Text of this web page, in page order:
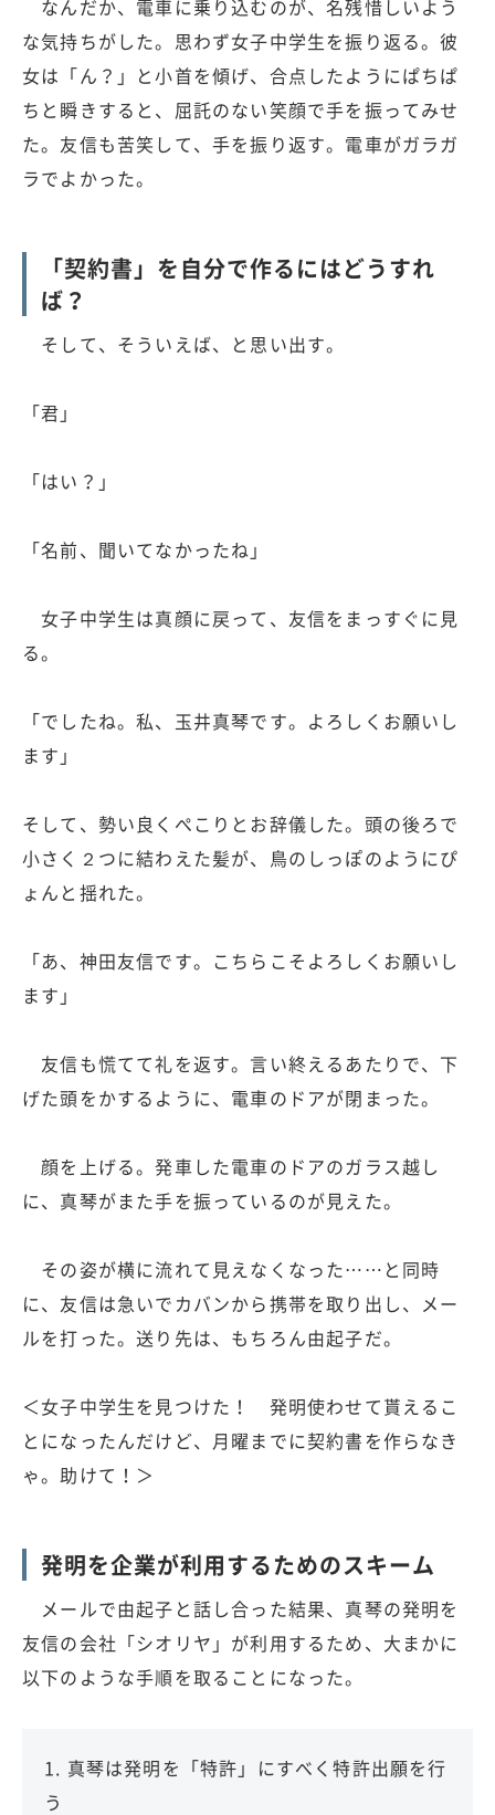
なんだか、電車に乗り込むのが、名残惜しいよう
な気持ちがした。思わず女子中学生を振り返る。彼
女は「ん？」と小首を傾げ、合点したようにぱちぱ
ちと瞬きすると、屈託のない笑顔で手を振ってみせ
た。友信も苦笑して、手を振り返す。電車がガラガ
ラでよかった。
「契約書」を自分で作るにはどうすれ
ば？
そして、そういえば、と思い出す。
「君」
「はい？」
「名前、聞いてなかったね」
女子中学生は真顔に戻って、友信をまっすぐに見
る。
「でしたね。私、玉井真琴です。よろしくお願いし
ます」
そして、勢い良くぺこりとお辞儀した。頭の後ろで
小さく２つに結わえた髪が、鳥のしっぽのようにぴ
ょんと揺れた。
「あ、神田友信です。こちらこそよろしくお願いし
ます」
友信も慌てて礼を返す。言い終えるあたりで、下
げた頭をかするように、電車のドアが閉まった。
顔を上げる。発車した電車のドアのガラス越し
に、真琴がまた手を振っているのが見えた。
その姿が横に流れて見えなくなった……と同時
に、友信は急いでカバンから携帯を取り出し、メー
ルを打った。送り先は、もちろん由起子だ。
＜女子中学生を見つけた！ 発明使わせて貰えるこ
とになったんだけど、月曜までに契約書を作らなき
ゃ。助けて！＞
発明を企業が利用するためのスキーム
メールで由起子と話し合った結果、真琴の発明を
友信の会社「シオリヤ」が利用するため、大まかに
以下のような手順を取ることになった。
1. 真琴は発明を「特許」にすべく特許出願を行
う